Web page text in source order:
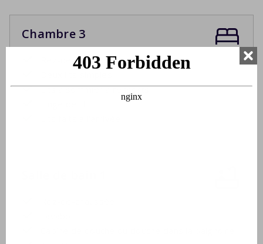
Chambre 3
Rez-de-chaussée
Lits à sommier à ressorts